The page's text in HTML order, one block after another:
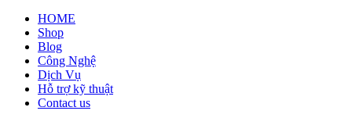
HOME
Shop
Blog
Công Nghệ
Dịch Vụ
Hỗ trợ kỹ thuật
Contact us